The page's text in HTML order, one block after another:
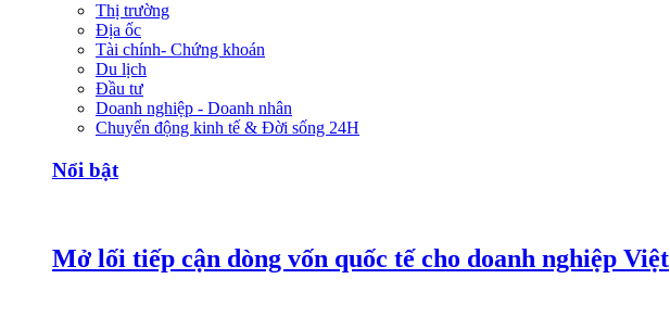
Thị trường
Địa ốc
Tài chính- Chứng khoán
Du lịch
Đầu tư
Doanh nghiệp - Doanh nhân
Chuyển động kinh tế & Đời sống 24H
Nổi bật
Mở lối tiếp cận dòng vốn quốc tế cho doanh nghiệp Việt